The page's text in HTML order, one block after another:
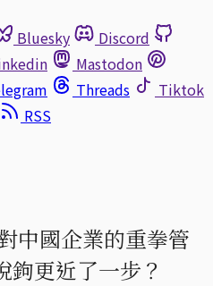
Bluesky
Discord
Mastodon
Threads
Tiktok
RSS
中國企業的重拳管
鉤更近了一步？